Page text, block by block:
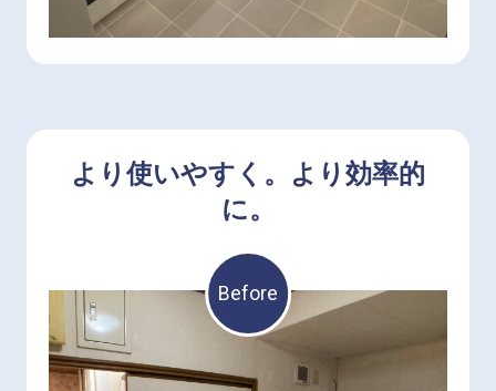
上も目指しました！
より使いやすく。より効率的
に。
Before